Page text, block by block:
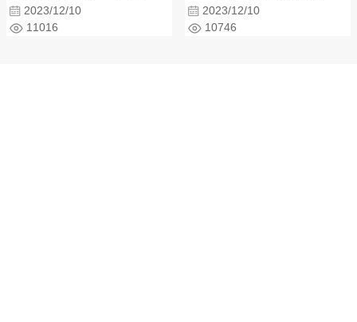
2023/12/10
11016
2023/12/10
10746